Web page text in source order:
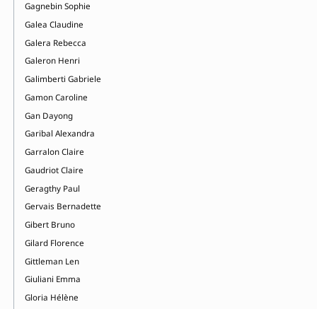
Gagnebin Sophie
Galea Claudine
Galera Rebecca
Galeron Henri
Galimberti Gabriele
Gamon Caroline
Gan Dayong
Garibal Alexandra
Garralon Claire
Gaudriot Claire
Geragthy Paul
Gervais Bernadette
Gibert Bruno
Gilard Florence
Gittleman Len
Giuliani Emma
Gloria Hélène